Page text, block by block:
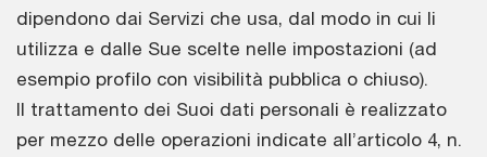
dipendono dai Servizi che usa, dal modo in cui li
utilizza e dalle Sue scelte nelle impostazioni (ad
esempio profilo con visibilità pubblica o chiuso).
Il trattamento dei Suoi dati personali è realizzato
per mezzo delle operazioni indicate all’articolo 4, n.